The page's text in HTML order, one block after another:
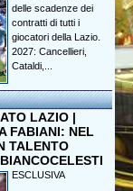
delle scadenze dei
contratti di tutti i
giocatori della Lazio.
2027: Cancellieri,
Cataldi,...
LAZIO |
FABIANI: NEL
TALENTO
ESCLUSIVA